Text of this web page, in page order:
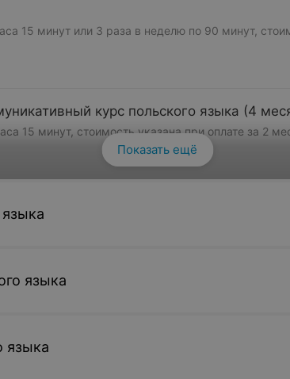
15 минут или 3 раза в неделю по 90 минут,
курс польского языка (4
15 минут, стоимость указана при оплате за 2
Смотреть все
Показать ещё
языка
языка